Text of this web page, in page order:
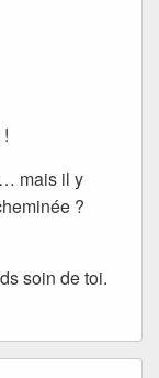
mais il y
?
soin de toi.